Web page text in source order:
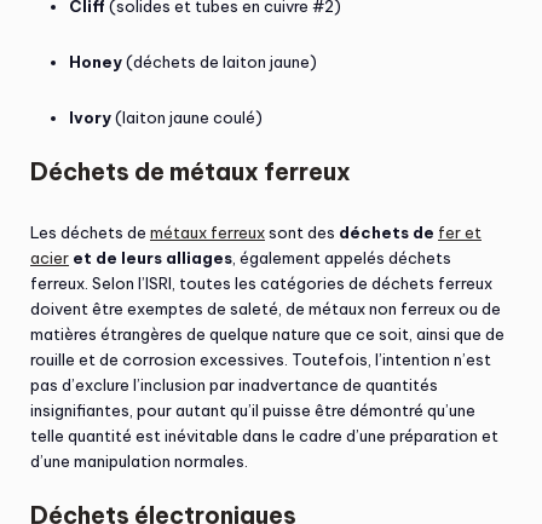
Cliff (solides et tubes en cuivre #2)
Honey(déchets de laiton jaune)
Ivory(laiton jaune coulé)
Déchets de métaux ferreux
Les déchets de métaux ferreuxsont des déchets de fer et
acier et de leurs alliages , également appelés déchets
ferreux. Selon l’ISRI, toutes les catégories de déchets ferreux
doivent être exemptes de saleté, de métaux non ferreux ou de
matières étrangères de quelque nature que ce soit, ainsi que de
rouille et de corrosion excessives. Toutefois, l’intention n’est
pas d’exclure l’inclusion par inadvertance de quantités
insignifiantes, pour autant qu’il puisse être démontré qu’une
telle quantité est inévitable dans le cadre d’une préparation et
d’une manipulation normales.
Déchets électroniques